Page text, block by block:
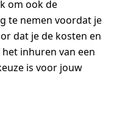
om ook de
te nemen voordat je
dat je de kosten en
inhuren van een
is voor jouw